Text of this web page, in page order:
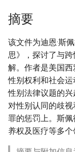
摘要
该文件为迪恩·斯
思》，探讨了与
解。作者是美国
性别权利和社会
性别法律议题的
对性别认同的歧
罪的惩罚上。斯
养权及医疗等多个